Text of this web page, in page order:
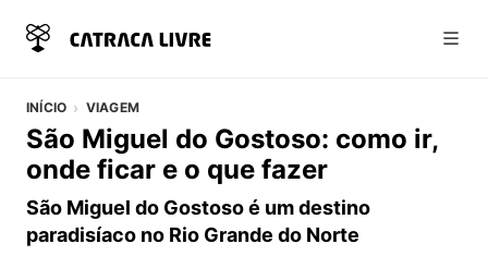
INÍCIO VIAGEM
São Miguel do Gostoso: como ir,
onde ficar e o que fazer
São Miguel do Gostoso é um destino
paradisíaco no Rio Grande do Norte